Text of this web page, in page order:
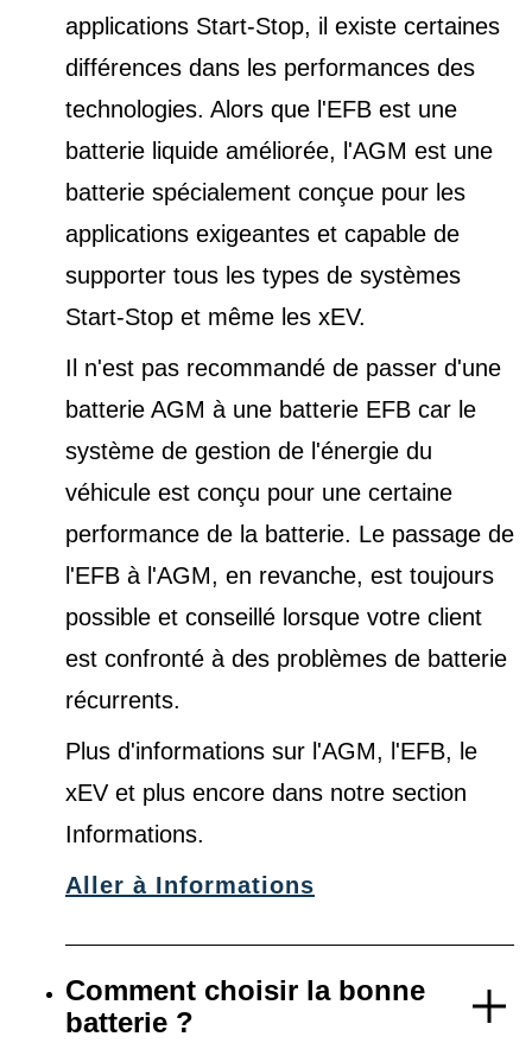
applications Start-Stop, il existe certaines
différences dans les performances des
technologies. Alors que l'EFB est une
batterie liquide améliorée, l'AGM est une
batterie spécialement conçue pour les
applications exigeantes et capable de
supporter tous les types de systèmes
Start-Stop et même les xEV.
Il n'est pas recommandé de passer d'une
batterie AGM à une batterie EFB car le
système de gestion de l'énergie du
véhicule est conçu pour une certaine
performance de la batterie. Le passage de
l'EFB à l'AGM, en revanche, est toujours
possible et conseillé lorsque votre client
est confronté à des problèmes de batterie
récurrents.
Plus d'informations sur l'AGM, l'EFB, le
xEV et plus encore dans notre section
Informations.
Aller à Informations
Comment choisir la bonne
batterie ?